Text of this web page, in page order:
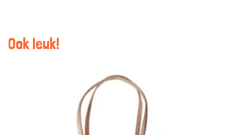
Ook leuk!